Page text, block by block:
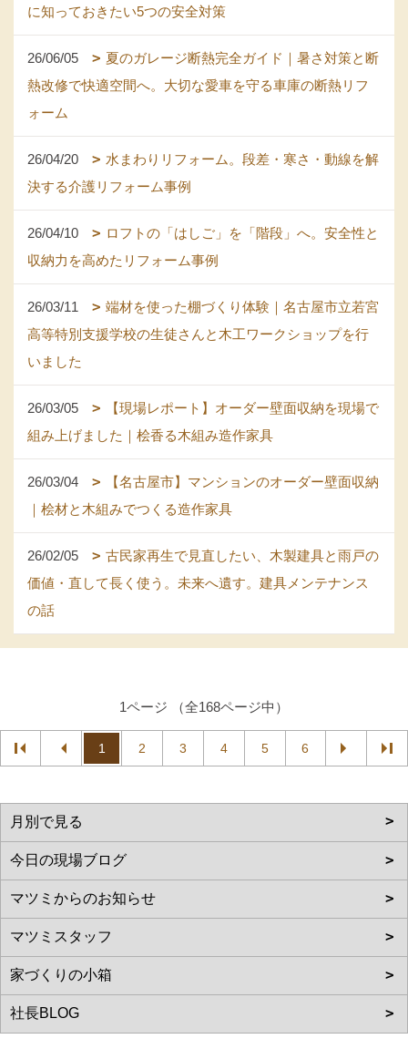
に知っておきたい5つの安全対策
26/06/05
夏のガレージ断熱完全ガイド｜暑さ対策と断
熱改修で快適空間へ。大切な愛車を守る車庫の断熱リフ
ォーム
26/04/20
水まわりリフォーム。段差・寒さ・動線を解
決する介護リフォーム事例
26/04/10
ロフトの「はしご」を「階段」へ。安全性と
収納力を高めたリフォーム事例
26/03/11
端材を使った棚づくり体験｜名古屋市立若宮
高等特別支援学校の生徒さんと木工ワークショップを行
いました
26/03/05
【現場レポート】オーダー壁面収納を現場で
組み上げました｜桧香る木組み造作家具
26/03/04
【名古屋市】マンションのオーダー壁面収納
｜桧材と木組みでつくる造作家具
26/02/05
古民家再生で見直したい、木製建具と雨戸の
価値・直して長く使う。未来へ遺す。建具メンテナンス
の話
1ページ （全168ページ中）
1 2 3 4 5 6